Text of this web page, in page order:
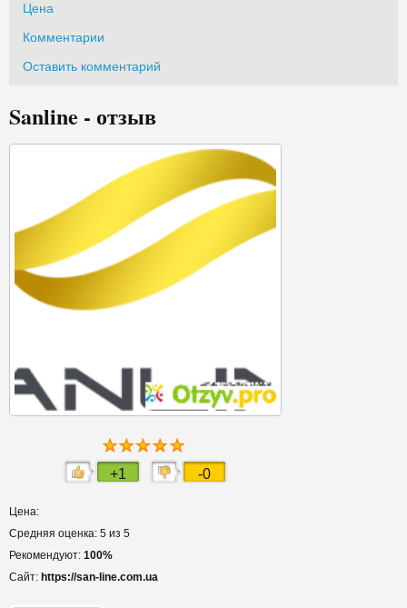
Цена
Комментарии
Оставить комментарий
Sanline - отзыв
+1 -0
Цена:
Средняя оценка: 5 из 5
Рекомендуют: 100%
Сайт: https://san-line.com.ua